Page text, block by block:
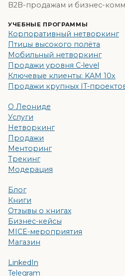
B2B-продажам и бизнес-
УЧЕБНЫЕ ПРОГРАММЫ
Корпоративный нетворкинг
Птицы высокого полёта
Мобильный нетворкинг
Продажи уровня C-level
Ключевые клиенты: KAM 10x
Продажи крупных IT-
О Леониде
Услуги
Нетворкинг
Продажи
Менторинг
Трекинг
Модерация
Блог
Книги
Отзывы о книгах
Бизнес-кейсы
MICE-мероприятия
Магазин
LinkedIn
Telegram